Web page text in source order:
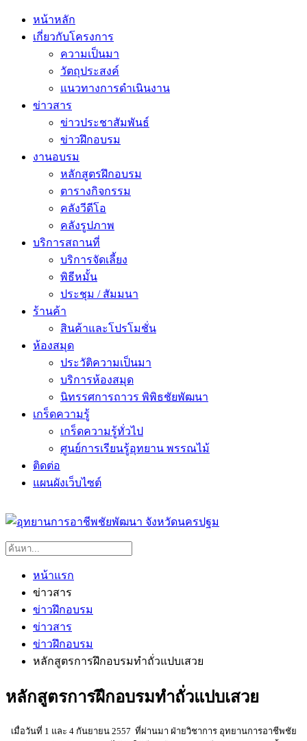
หน้าหลัก
เกี่ยวกับโครงการ
ความเป็นมา
วัตถุประสงค์
แนวทางการดำเนินงาน
ข่าวสาร
ข่าวประชาสัมพันธ์
ข่าวฝึกอบรม
งานอบรม
หลักสูตรฝึกอบรม
ตารางกิจกรรม
คลังวีดีโอ
คลังรูปภาพ
บริการสถานที่
บริการจัดเลี้ยง
พิธีหมั้น
ประชุม / สัมมนา
ร้านค้า
สินค้าและโปรโมชั่น
ห้องสมุด
ประวัติความเป็นมา
บริการห้องสมุด
นิทรรศการถาวร พิพิธชัยพัฒนา
เกร็ดความรู้
เกร็ดความรู้ทั่วไป
ศูนย์การเรียนรู้อุทยาน พรรณไม้
ติดต่อ
แผนผังเว็บไซต์
หน้าแรก
ข่าวสาร
ข่าวฝึกอบรม
ข่าวสาร
ข่าวฝึกอบรม
หลักสูตรการฝึกอบรมทำถั่วแปบเสวย
หลักสูตรการฝึกอบรมทำถั่วแปบเสวย
เมื่อวันที่ 1 และ 4 กันยายน 2557 ที่ผ่านมา ฝ่ายวิชาการ อุทยานการอาชีพชัย